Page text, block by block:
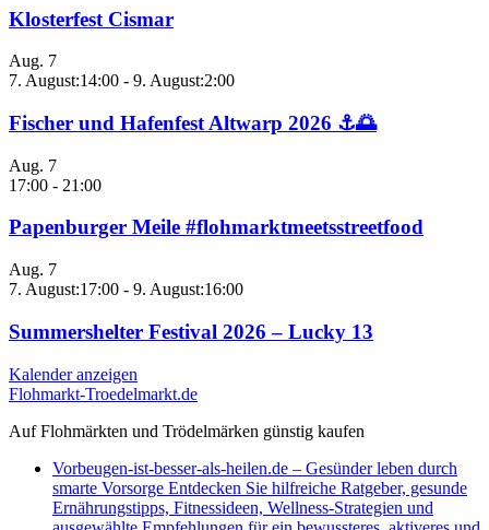
Klosterfest Cismar
Aug. 7
7. August:14:00 - 9. August:2:00
Fischer und Hafenfest Altwarp 2026 ⚓🌅
Aug. 7
17:00 - 21:00
Papenburger Meile #flohmarktmeetsstreetfood
Aug. 7
7. August:17:00 - 9. August:16:00
Summershelter Festival 2026 – Lucky 13
Kalender anzeigen
Flohmarkt-Troedelmarkt.de
Auf Flohmärkten und Trödelmärken günstig kaufen
Vorbeugen-ist-besser-als-heilen.de – Gesünder leben durch
smarte Vorsorge Entdecken Sie hilfreiche Ratgeber, gesunde
Ernährungstipps, Fitnessideen, Wellness-Strategien und